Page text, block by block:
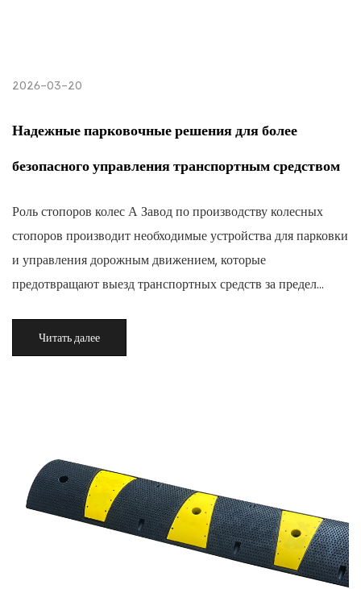
2026-03-20
Надежные парковочные решения для более
безопасного управления транспортным средством
Роль стопоров колес А Завод по производству колесных
стопоров производит необходимые устройства для парковки
и управления дорожным движением, которые
предотвращают выезд транспортных средств за предел...
Читать далее